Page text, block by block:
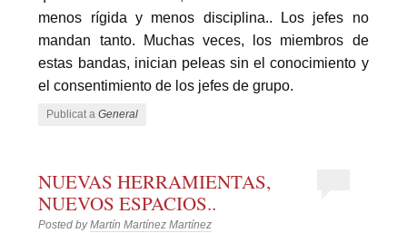
menos rígida y menos disciplina.. Los jefes no
mandan tanto. Muchas veces, los miembros de
estas bandas, inician peleas sin el conocimiento y
el consentimiento de los jefes de grupo.
Publicat aGeneral
NUEVAS HERRAMIENTAS,
NUEVOS ESPACIOS..
Posted byMartín Martínez Martínez